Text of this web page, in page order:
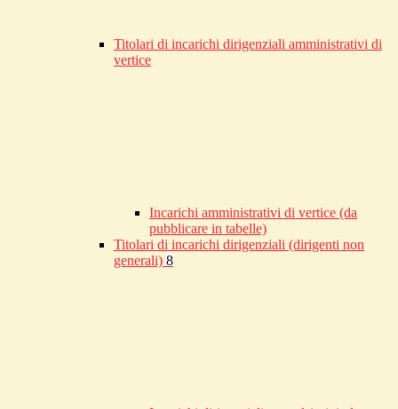
Titolari di incarichi dirigenziali amministrativi di
vertice
Incarichi amministrativi di vertice (da
pubblicare in tabelle)
Titolari di incarichi dirigenziali (dirigenti non
generali) 8